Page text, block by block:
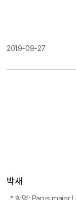
2019-09-27
박새